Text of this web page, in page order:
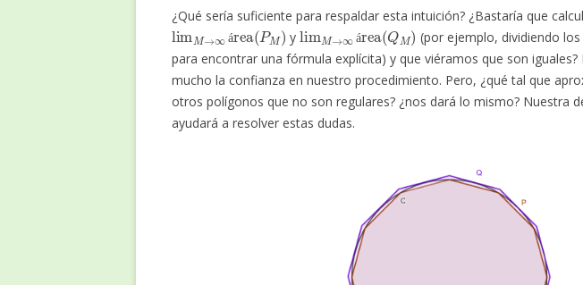
¿Qué sería suficiente para respaldar esta intuición? ¿Bastaría que
limM→∞ área(PM )
y
lim M→∞área(QM)
(por ejemplo, dividiendo
para encontrar una fórmula explícita) y que viéramos que son
mucho la confianza en nuestro procedimiento. Pero, ¿qué tal que
otros polígonos que no son regulares? ¿nos dará lo mismo? Nuestra
ayudará a resolver estas dudas.